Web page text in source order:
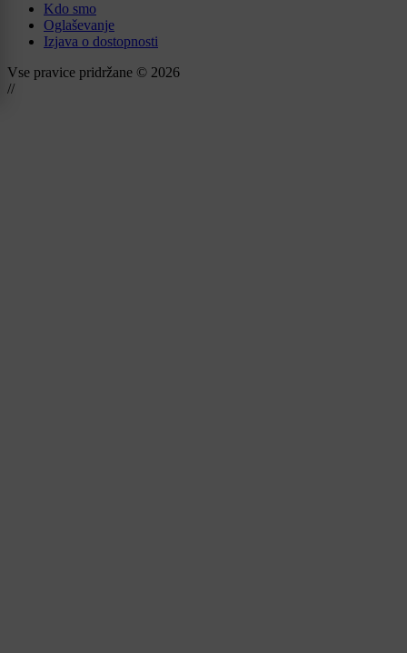
Kdo smo
Oglaševanje
Izjava o dostopnosti
Vse pravice pridržane © 2026
//